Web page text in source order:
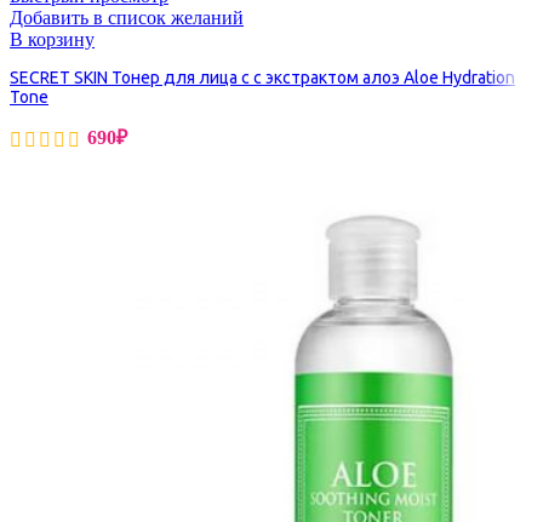
Добавить в список желаний
В корзину
SECRET SKIN Тонер для лица с с экстрактом алоэ Aloe Hydration
Tone
690₽